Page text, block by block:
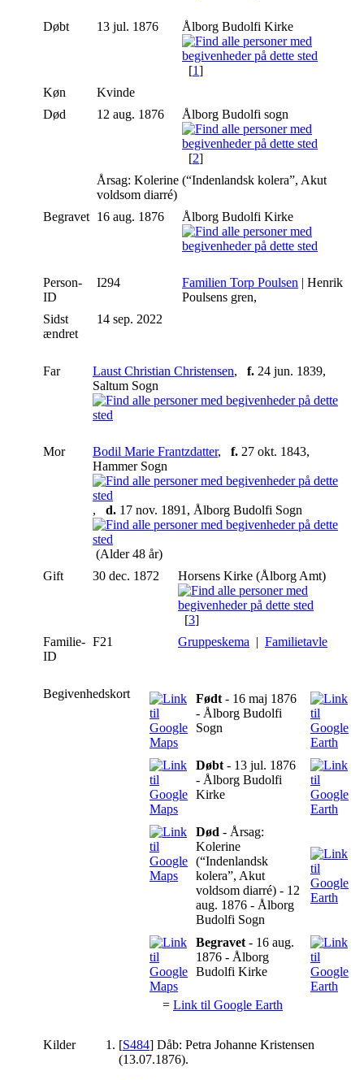
Døbt 13 jul. 1876 Ålborg Budolfi Kirke
[1]
Køn
Kvinde
Død
12 aug. 1876 Ålborg Budolfi sogn
[2]
Årsag: Kolerine (“Indenlandsk kolera”, Akut
voldsom diarré)
Begravet 16 aug. 1876 Ålborg Budolfi Kirke
Person-
ID
I294 Familien Torp Poulsen | Henrik
Poulsens gren,
Sidst
ændret
14 sep. 2022
Far Laust Christian Christensen, f. 24 jun. 1839,
Saltum Sogn
Mor Bodil Marie Frantzdatter, f. 27 okt. 1843,
Hammer Sogn
, d. 17 nov. 1891, Ålborg Budolfi Sogn
(Alder 48 år)
Gift
30 dec. 1872 Horsens Kirke (Ålborg Amt)
[3]
Familie-
ID
F21 Gruppeskema | Familietavle
Begivenhedskort Født - 16 maj 1876
- Ålborg Budolfi
Sogn
Døbt - 13 jul. 1876
- Ålborg Budolfi
Kirke
Død - Årsag:
Kolerine
(“Indenlandsk
kolera”, Akut
voldsom diarré) - 12
aug. 1876 - Ålborg
Budolfi Sogn
Begravet - 16 aug.
1876 - Ålborg
Budolfi Kirke
= Link til Google Earth
Kilder [S484] Dåb: Petra Johanne Kristensen
(13.07.1876).